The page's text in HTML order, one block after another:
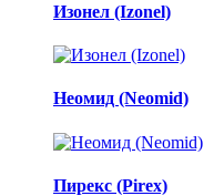
Изонел (Izonel)
Неомид (Neomid)
Пирекс (Pirex)